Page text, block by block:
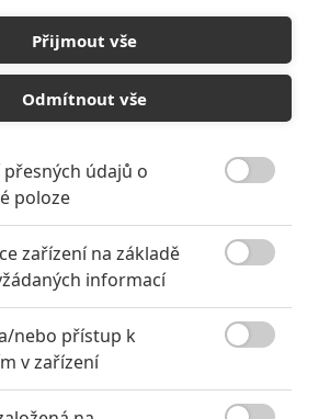
Průzkum ukázal, že
diváci se na
návštěvu kina zatím
příliš necítí
Jaaaara | 09.12.2020 14:26
se až překvapivě povedly
Které předělávky již existujících filmů se
povedly natolik, že dokonce zastínily
víc, než byste čekali.
Přijmout vše
Odmítnout vše
přesných údajů o
poloze
zařízení na základě
informací
nebo přístup k
v zařízení